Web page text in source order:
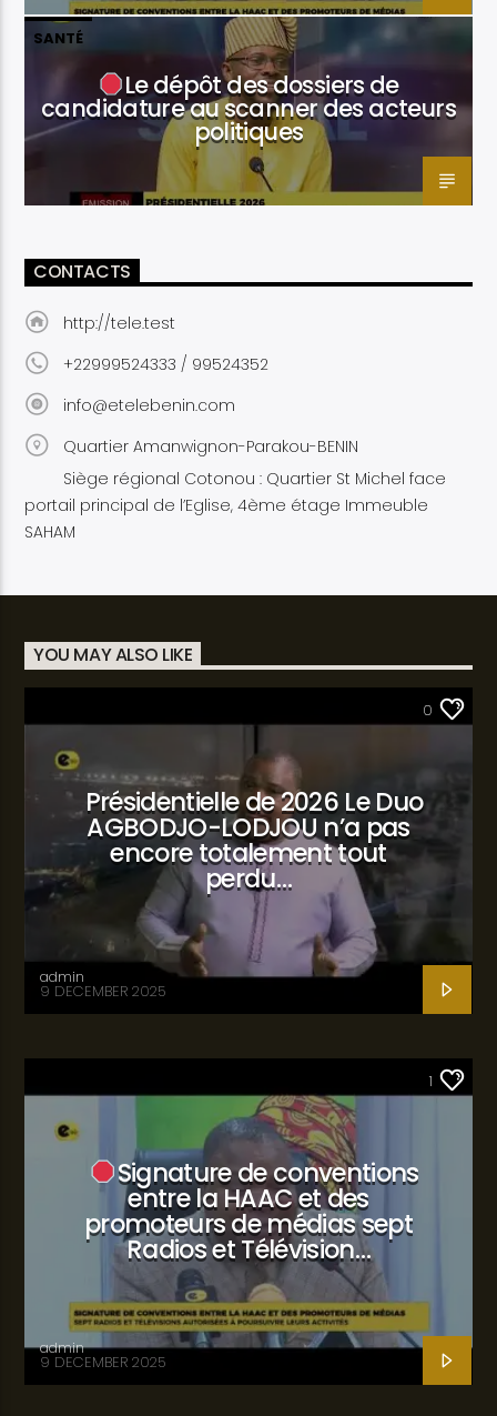
SANTÉ
Le dépôt des dossiers de
candidature au scanner des acteurs
politiques
CONTACTS
http://tele.test
+22999524333 / 99524352
info@etelebenin.com
Quartier Amanwignon-Parakou-BENIN
Siège régional Cotonou : Quartier St Michel face
portail principal de l’Eglise, 4ème étage Immeuble
SAHAM
YOU MAY ALSO LIKE
0
Présidentielle de 2026 Le Duo
AGBODJO-LODJOU n’a pas
encore totalement tout
perdu…
admin
9 DECEMBER 2025
1
Signature de conventions
entre la HAAC et des
promoteurs de médias sept
Radios et Télévision…
admin
9 DECEMBER 2025